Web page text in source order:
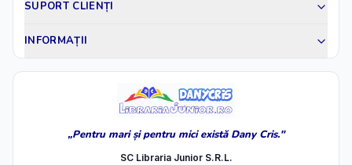
SUPORT CLIENȚI
INFORMAȚII
„Pentru mari și pentru mici există Dany Cris."
SC Libraria Junior S.R.L.